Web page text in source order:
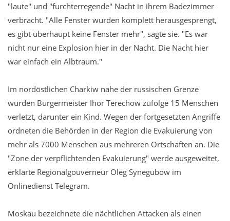
"laute" und "furchterregende" Nacht in ihrem Badezimmer
verbracht. "Alle Fenster wurden komplett herausgesprengt,
es gibt überhaupt keine Fenster mehr", sagte sie. "Es war
nicht nur eine Explosion hier in der Nacht. Die Nacht hier
war einfach ein Albtraum."
Im nordöstlichen Charkiw nahe der russischen Grenze
wurden Bürgermeister Ihor Terechow zufolge 15 Menschen
verletzt, darunter ein Kind. Wegen der fortgesetzten Angriffe
ordneten die Behörden in der Region die Evakuierung von
mehr als 7000 Menschen aus mehreren Ortschaften an. Die
"Zone der verpflichtenden Evakuierung" werde ausgeweitet,
erklärte Regionalgouverneur Oleg Synegubow im
Onlinedienst Telegram.
Moskau bezeichnete die nächtlichen Attacken als einen